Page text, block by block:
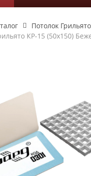
Потолок Грильято
КР-15 (50х150)